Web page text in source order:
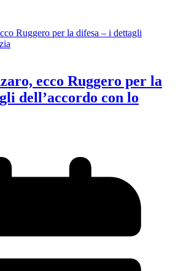
ecco Ruggero per la
dell’accordo con lo